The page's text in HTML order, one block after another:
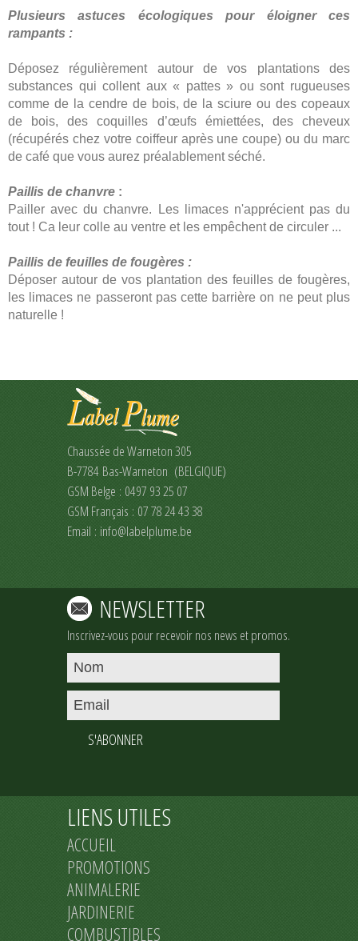
Plusieurs astuces écologiques pour éloigner ces
rampants :
Déposez régulièrement autour de vos plantations des
substances qui collent aux « pattes » ou sont rugueuses
comme de la cendre de bois, de la sciure ou des copeaux
de bois, des coquilles d’œufs émiettées, des cheveux
(récupérés chez votre coiffeur après une coupe) ou du marc
de café que vous aurez préalablement séché.
Paillis de chanvre :
Pailler avec du chanvre. Les limaces n'apprécient pas du
tout ! Ca leur colle au ventre et les empêchent de circuler ...
Paillis de feuilles de fougères :
Déposer autour de vos plantation des feuilles de fougères,
les limaces ne passeront pas cette barrière on ne peut plus
naturelle !
Chaussée de Warneton 305
B-7784 Bas-Warneton (BELGIQUE)
GSM Belge : 0497 93 25 07
GSM Français : 07 78 24 43 38
Email : info@labelplume.be
NEWSLETTER
Inscrivez-vous pour recevoir nos news et promos.
S'ABONNER
LIENS UTILES
ACCUEIL
PROMOTIONS
ANIMALERIE
JARDINERIE
COMBUSTIBLES